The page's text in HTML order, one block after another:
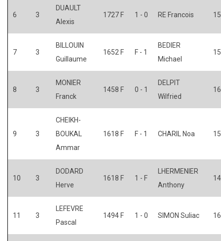
6 3
DUAULT
Alexis
1727 F 1 - 0 RE Francois
7 3
BILLOUIN
Guillaume
1652 F F - 1
BEDIER
Michael
8 3
MONIER
Franck
1458 F 0 - 1
DELPIT
Wilfried
9 3
CHEIKH-
BOUKAL
Ammar
1618 F F - 1 CHARIL Noa
10 3
DODARD
Herve
1618 F 1 - F
LHERMENIER
Anthony
11 3
LEFEVRE
Pascal
1494 F 1 - 0 SIMON Suliac